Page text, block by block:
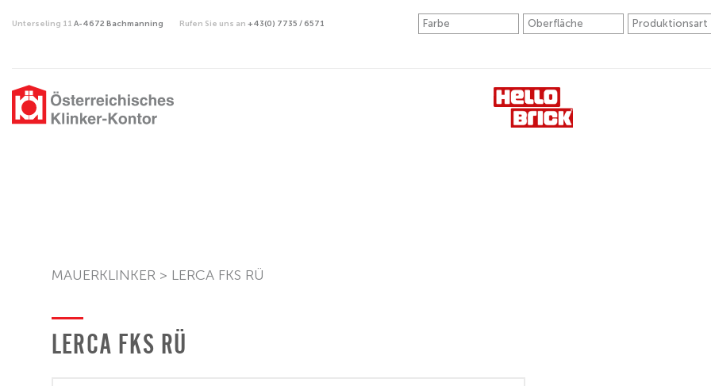
Unterseling 11 A-4672 Bachmanning Rufen Sie uns an +43(0) 7735 / 6571
MAUERKLINKER > LERCA FKS RÜ
LERCA FKS RÜ